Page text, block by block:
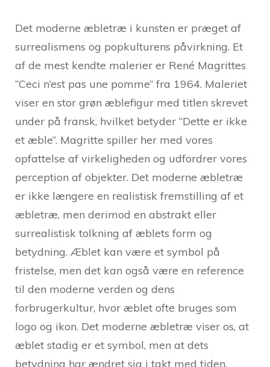
Det moderne æbletræ i kunsten er præget af
surrealismens og popkulturens påvirkning. Et
af de mest kendte malerier er René Magrittes
“Ceci n’est pas une pomme” fra 1964. Maleriet
viser en stor grøn æblefigur med titlen skrevet
under på fransk, hvilket betyder “Dette er ikke
et æble”. Magritte spiller her med vores
opfattelse af virkeligheden og udfordrer vores
perception af objekter. Det moderne æbletræ
er ikke længere en realistisk fremstilling af et
æbletræ, men derimod en abstrakt eller
surrealistisk tolkning af æblets form og
betydning. Æblet kan være et symbol på
fristelse, men det kan også være en reference
til den moderne verden og dens
forbrugerkultur, hvor æblet ofte bruges som
logo og ikon. Det moderne æbletræ viser os, at
æblet stadig er et symbol, men at dets
betydning har ændret sig i takt med tiden.